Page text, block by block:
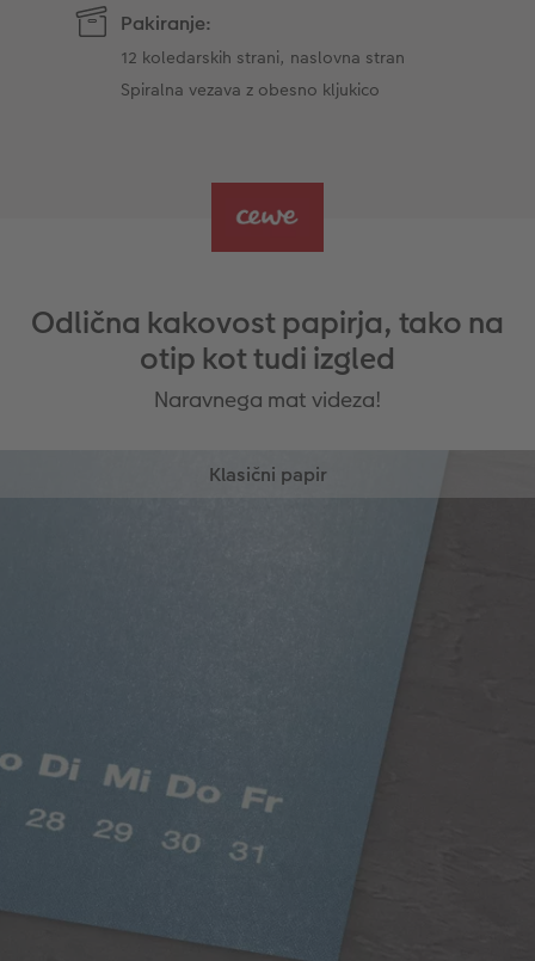
Pakiranje:
12 koledarskih strani, naslovna stran
Spiralna vezava z obesno kljukico
Odlična kakovost papirja, tako na
otip kot tudi izgled
Naravnega mat videza!